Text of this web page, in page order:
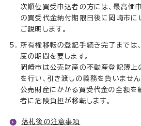
次順位買受申込者の方には、最高価
の買受代金納付期限日後に岡崎市に
ご説明します。
所有権移転の登記手続き完了までは
度の期間を要します。
岡崎市は公売財産の不動産登記簿上
を行い、引き渡しの義務を負いません
公売財産にかかる買受代金の全額を
者に危険負担が移転します。
落札後の注意事項